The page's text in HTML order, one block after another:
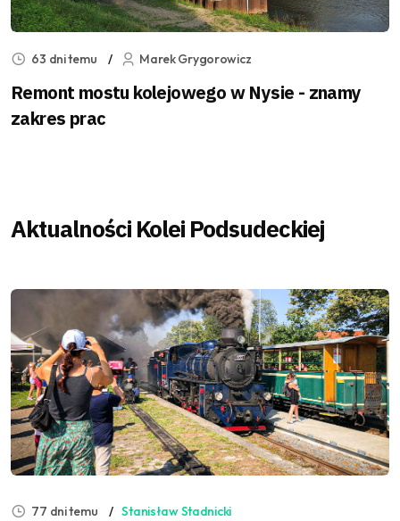
63 dni temu Marek Grygorowicz
Remont mostu kolejowego w Nysie - znamy
zakres prac
Aktualności Kolei Podsudeckiej
77 dni temu Stanisław Stadnicki